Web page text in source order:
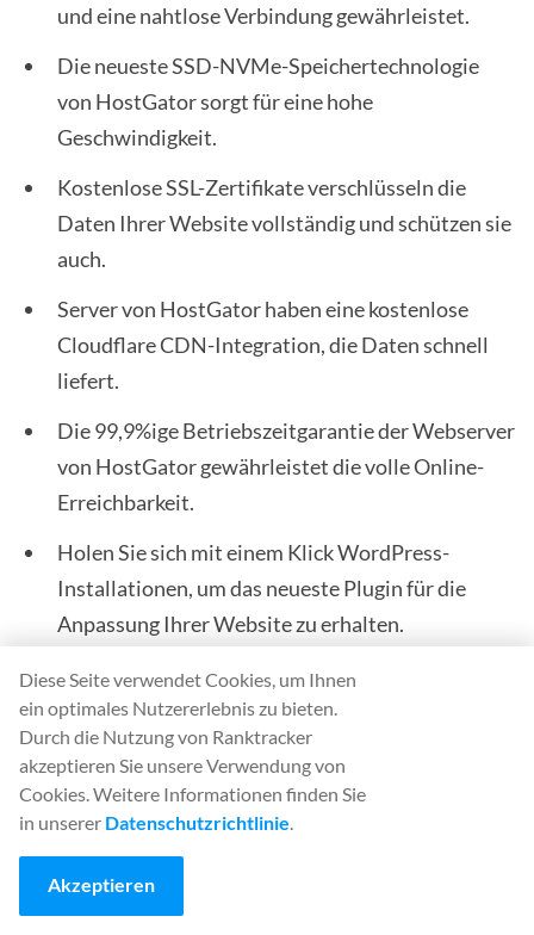
und eine nahtlose Verbindung gewährleistet.
Die neueste SSD-NVMe-Speichertechnologie
von HostGator sorgt für eine hohe
Geschwindigkeit.
Kostenlose SSL-Zertifikate verschlüsseln die
Daten Ihrer Website vollständig und schützen sie
auch.
Server von HostGator haben eine kostenlose
Cloudflare CDN-Integration, die Daten schnell
liefert.
Die 99,9%ige Betriebszeitgarantie der Webserver
von HostGator gewährleistet die volle Online-
Erreichbarkeit.
Holen Sie sich mit einem Klick WordPress-
Installationen, um das neueste Plugin für die
Anpassung Ihrer Website zu erhalten.
24/7/365 Kundensupport für schnelle und
einfache Hilfe über LiveChat und Ticket.
Preisgestaltung:
Ab **$0.85/Monate **
7. BigRock
Diese Seite verwendet Cookies, um Ihnen
ein optimales Nutzererlebnis zu bieten.
Durch die Nutzung von Ranktracker
akzeptieren Sie unsere Verwendung von
Cookies. Weitere Informationen finden Sie
in unserer Datenschutzrichtlinie.
Akzeptieren